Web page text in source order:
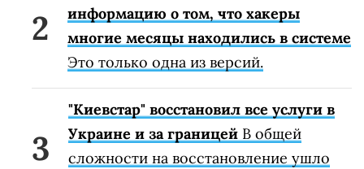
информацию о том, что хакеры
многие месяцы находились в системе
Это только одна из версий.
"Киевстар" восстановил все услуги в
Украине и за границей В общей
сложности на восстановление ушло